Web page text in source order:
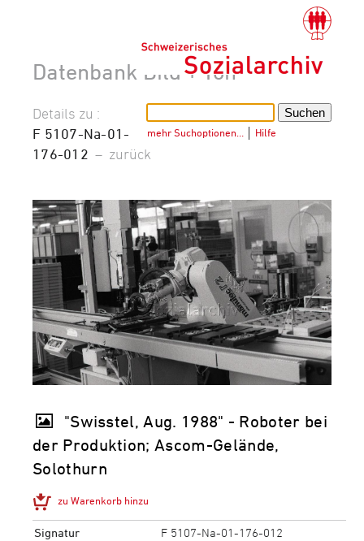
Datenbank Bild + Ton
mehr Suchoptionen… Hilfe
Details zu :
F 5107-Na-01-
176-012 – zurück
"Swisstel, Aug. 1988" - Roboter bei
der Produktion; Ascom-Gelände,
Solothurn
zu Warenkorb hinzu
Signatur
F 5107-Na-01-176-012